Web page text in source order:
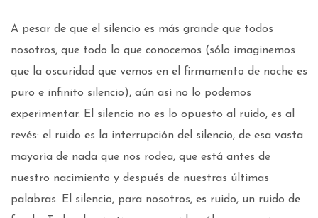
A pesar de que el silencio es más grande que todos
nosotros, que todo lo que conocemos (sólo imaginemos
que la oscuridad que vemos en el firmamento de noche es
puro e infinito silencio), aún así no lo podemos
experimentar. El silencio no es lo opuesto al ruido, es al
revés: el ruido es la interrupción del silencio, de esa vasta
mayoría de nada que nos rodea, que está antes de
nuestro nacimiento y después de nuestras últimas
palabras. El silencio, para nosotros, es ruido, un ruido de